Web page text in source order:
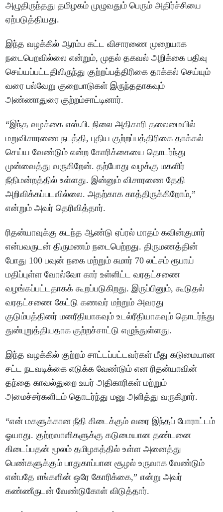
அழுதிருந்தது தமிழகம் முழுவதும் பெரும் அதிர்ச்சியை
ஏற்படுத்தியது.
இந்த வழக்கில் ஆரம்ப கட்ட விசாரணை முறையாக
நடைபெறவில்லை என்றும், முதல் தகவல் அறிக்கை பதிவு
செய்யப்பட்டதிலிருந்து குற்றப்பத்திரிகை தாக்கல் செய்யும்
வரை பல்வேறு குறைபாடுகள் இருந்ததாகவும்
அண்ணாதுரை குற்றம்சாட்டினார்.
“இந்த வழக்கை எஸ்.பி. நிலை அதிகாரி தலைமையில்
மறுவிசாரணை நடத்தி, புதிய குற்றப்பத்திரிகை தாக்கல்
செய்ய வேண்டும் என்ற கோரிக்கையை தொடர்ந்து
முன்வைத்து வருகிறேன். தற்போது வழக்கு மகளிர்
நீதிமன்றத்தில் உள்ளது. இன்னும் விசாரணை தேதி
அறிவிக்கப்படவில்லை. அதற்காக காத்திருக்கிறோம்,”
என்றும் அவர் தெரிவித்தார்.
ரிதன்யாவுக்கு கடந்த ஆண்டு ஏப்ரல் மாதம் கவின்குமார்
என்பவருடன் திருமணம் நடைபெற்றது. திருமணத்தின்
போது 100 பவுன் நகை மற்றும் சுமார் 70 லட்சம் ரூபாய்
மதிப்புள்ள வோல்வோ கார் உள்ளிட்ட வரதட்சணை
வழங்கப்பட்டதாகக் கூறப்படுகிறது. இருப்பினும், கூடுதல்
வரதட்சணை கேட்டு கணவர் மற்றும் அவரது
குடும்பத்தினர் மனரீதியாகவும் உடல்ரீதியாகவும் தொடர்ந்து
துன்புறுத்தியதாக குற்றச்சாட்டு எழுந்துள்ளது.
இந்த வழக்கில் குற்றம் சாட்டப்பட்டவர்கள் மீது கடுமையான
சட்ட நடவடிக்கை எடுக்க வேண்டும் என ரிதன்யாவின்
தந்தை காவல்துறை உயர் அதிகாரிகள் மற்றும்
அமைச்சர்களிடம் தொடர்ந்து மனு அளித்து வருகிறார்.
“என் மகளுக்கான நீதி கிடைக்கும் வரை இந்தப் போராட்டம்
ஓயாது. குற்றவாளிகளுக்கு கடுமையான தண்டனை
கிடைப்பதன் மூலம் தமிழகத்தில் உள்ள அனைத்து
பெண்களுக்கும் பாதுகாப்பான சூழல் உருவாக வேண்டும்
என்பதே எங்களின் ஒரே கோரிக்கை,” என்று அவர்
கண்ணீருடன் வேண்டுகோள் விடுத்தார்.